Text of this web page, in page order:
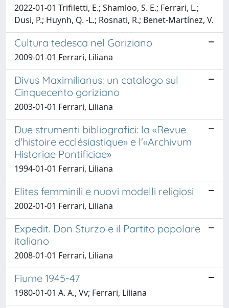
2022-01-01 Trifiletti, E.; Shamloo, S. E.; Ferrari, L.;
Dusi, P.; Huynh, Q. -L.; Rosnati, R.; Benet-Martínez, V.
Cultura tedesca nel Goriziano
2009-01-01 Ferrari, Liliana
Divus Maximilianus: un catalogo sul
Cinquecento goriziano
2003-01-01 Ferrari, Liliana
Due strumenti bibliografici: la «Revue
d'histoire ecclésiastique» e l'«Archivum
Historiae Pontificiae»
1994-01-01 Ferrari, Liliana
Elites femminili e nuovi modelli religiosi
2002-01-01 Ferrari, Liliana
Expedit. Don Sturzo e il Partito popolare
italiano
2008-01-01 Ferrari, Liliana
Fiume 1945-47
1980-01-01 A. A., Vv; Ferrari, Liliana